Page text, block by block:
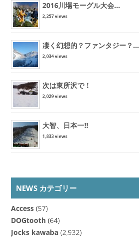
2016川場モーグル大会...
2,257 views
凄く幻想的？ファンタジー？...
2,034 views
次は東所沢で！
2,029 views
大智、日本一!!
1,833 views
NEWS カテゴリー
Access(57)
DOGtooth(64)
Jocks kawaba(2,932)